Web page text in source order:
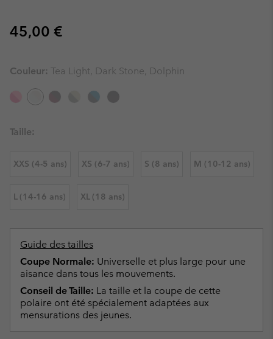
Regular price:
45,00 €
Couleur: Tea Light, Dark Stone, Dolphin
Taille:
XXS (4-5 ans) XS (6-7 ans) S (8 ans) M (10-12 ans)
L (14-16 ans) XL (18 ans)
Guide des tailles
Coupe Normale: Universelle et plus large pour une
aisance dans tous les mouvements.
Conseil de Taille: La taille et la coupe de cette
polaire ont été spécialement adaptées aux
mensurations des jeunes.